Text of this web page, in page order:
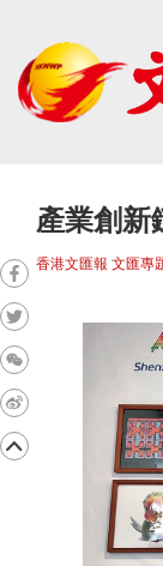
產業創新
香港文匯報 文匯專